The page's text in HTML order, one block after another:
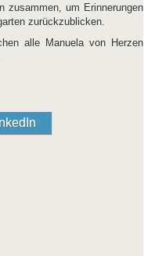
zusammen, um Erinnerungen
zurückzublicken.
alle Manuela von Herzen